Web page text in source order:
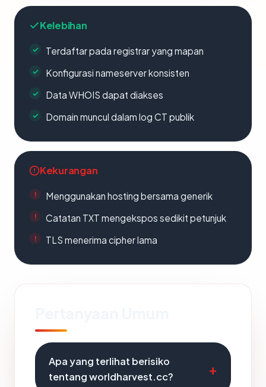
Kelebihan
Terdaftar pada registrar yang mapan
Konfigurasi nameserver konsisten
Data WHOIS dapat diakses
Domain muncul dalam log CT publik
Kekurangan
Menggunakan hosting bersama generik
Catatan TXT mengekspos sedikit petunjuk
TLS menerima cipher lama
Apa yang terlihat berisiko
tentang worldharvest.cc?